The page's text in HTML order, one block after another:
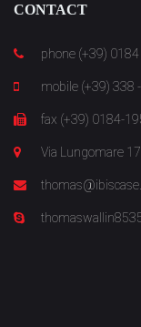
CONTACT
phone (+39)
mobile (+39) 338
fax (+39) 0184-
Via Lungomare